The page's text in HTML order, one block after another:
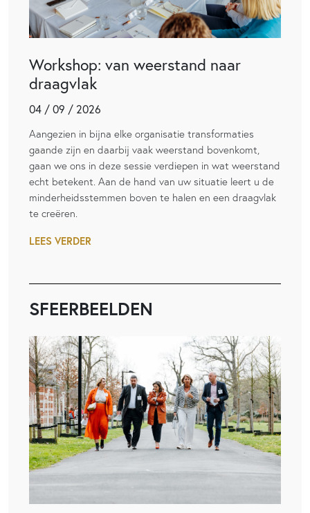
Workshop: van weerstand naar
draagvlak
04 / 09 / 2026
Aangezien in bijna elke organisatie transformaties
gaande zijn en daarbij vaak weerstand bovenkomt,
gaan we ons in deze sessie verdiepen in wat weerstand
echt betekent. Aan de hand van uw situatie leert u de
minderheidsstemmen boven te halen en een draagvlak
te creëren.
LEES VERDER
SFEERBEELDEN